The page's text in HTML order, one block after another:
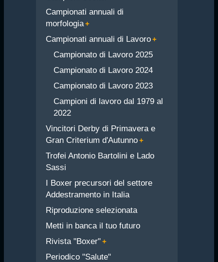
Campionati annuali di
morfologia
Campionati annuali di Lavoro
Campionato di Lavoro 2025
Campionato di Lavoro 2024
Campionato di Lavoro 2023
Campioni di lavoro dal 1979 al
2022
Vincitori Derby di Primavera e
Gran Criterium d'Autunno
Trofei Antonio Bartolini e Lado
Sassi
I Boxer precursori del settore
Addestramento in Italia
Riproduzione selezionata
Metti in banca il tuo futuro
Rivista "Boxer"
Periodico "Salute"